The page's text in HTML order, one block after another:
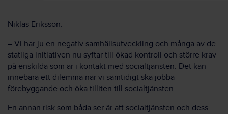
Niklas Eriksson:
– Vi har ju en negativ samhällsutveckling och många av de
statliga initiativen nu syftar till ökad kontroll och större krav
på enskilda som är i kontakt med socialtjänsten. Det kan
innebära ett dilemma när vi samtidigt ska jobba
förebyggande och öka tilliten till socialtjänsten.
En annan risk som båda ser är att socialtjänsten och dess